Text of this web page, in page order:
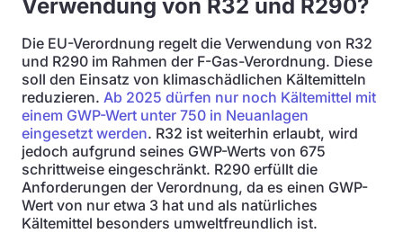
Verwendung von R32 und R290?
Die EU-Verordnung regelt die Verwendung von R32
und R290 im Rahmen der F-Gas-Verordnung. Diese
soll den Einsatz von klimaschädlichen Kältemitteln
reduzieren. Ab 2025 dürfen nur noch Kältemittel mit
einem GWP-Wert unter 750 in Neuanlagen
eingesetzt werden. R32 ist weiterhin erlaubt, wird
jedoch aufgrund seines GWP-Werts von 675
schrittweise eingeschränkt. R290 erfüllt die
Anforderungen der Verordnung, da es einen GWP-
Wert von nur etwa 3 hat und als natürliches
Kältemittel besonders umweltfreundlich ist.